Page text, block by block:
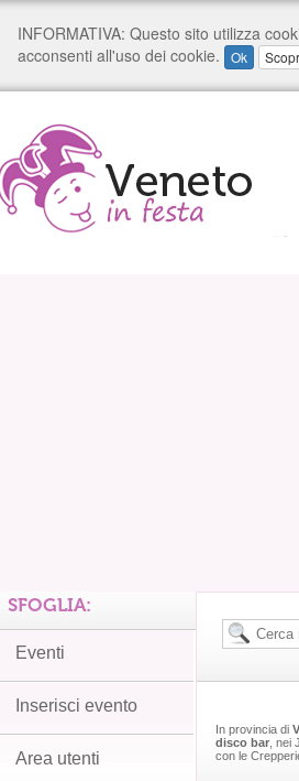
In provincia di
disco bar ,
con le
SFOGLIA:
Eventi
Inserisci evento
Area utenti